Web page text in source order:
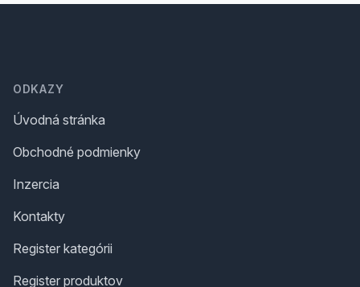
ODKAZY
Úvodná stránka
Obchodné podmienky
Inzercia
Kontakty
Register kategórii
Register produktov